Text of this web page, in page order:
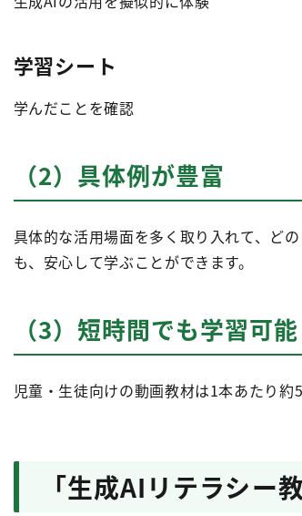
学習シート
学んだことを確認
（2）具体例が豊富
具体的な活用場面を多く取り入れて、ど
も、安心して学ぶことができます。
（3）短時間でも学習可能
児童・生徒向けの動画教材は1本あたり
「生成AIリテラシー